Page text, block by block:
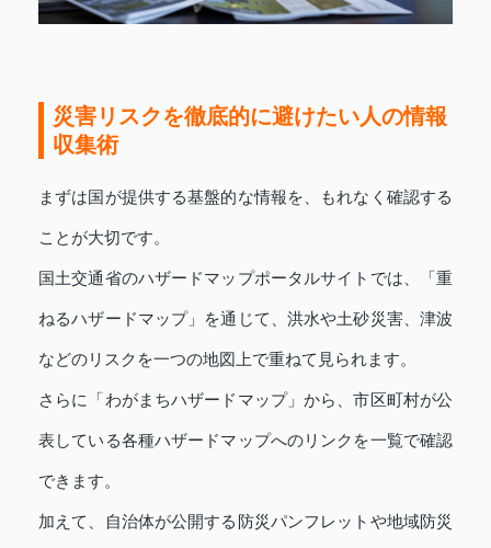
災害リスクを徹底的に避けたい人の情報
収集術
まずは国が提供する基盤的な情報を、もれなく確認する
ことが大切です。
国土交通省のハザードマップポータルサイトでは、「重
ねるハザードマップ」を通じて、洪水や土砂災害、津波
などのリスクを一つの地図上で重ねて見られます。
さらに「わがまちハザードマップ」から、市区町村が公
表している各種ハザードマップへのリンクを一覧で確認
できます。
加えて、自治体が公開する防災パンフレットや地域防災